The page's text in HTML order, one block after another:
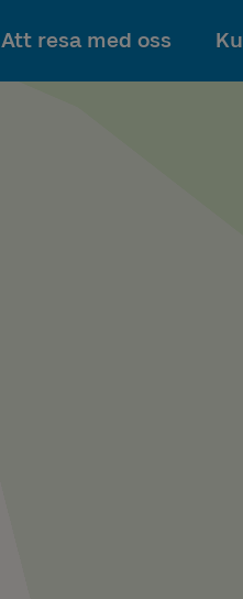
Till innehållet
Att resa med oss